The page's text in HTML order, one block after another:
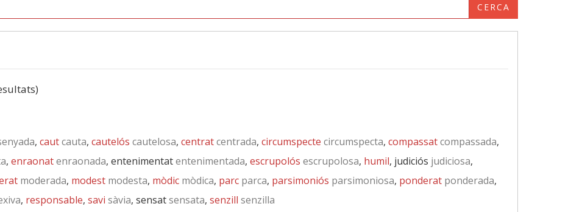
CERCA
, cautcauta, cautelós cautelosa, centratcentrada, circumspecte circumspecta, compassatcompassada,
, enraonatenraonada, entenimentatentenimentada, escrupolós escrupolosa, humil, judiciós judiciosa,
moderada, modest modesta, mòdic mòdica, parc parca, parsimoniós parsimoniosa, ponderat ponderada,
, responsable, savi sàvia, sensatsensata, senzill senzilla